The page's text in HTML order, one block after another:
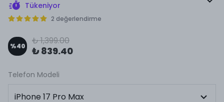
Tükeniyor
2 değerlendirme
%40 ₺ 1,399.00
₺ 839.40
Telefon Modeli